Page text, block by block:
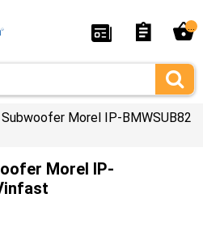
Subwoofer Morel IP-BMWSUB82
Morel IP-